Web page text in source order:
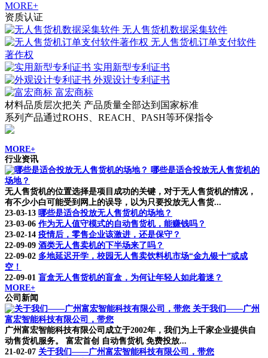
MORE+
资质认证
无人售货机数据采集软件
无人售货机订单支付软件
著作权
实用新型专利证书
外观设计专利证书
富宏商标
材料品质层次把关 产品质量全部达到国家标准
系列产品通过ROHS、REACH、PASH等环保指令
MORE+
行业资讯
哪些是适合投放无人售货机的
场地？
无人售货机的位置选择是项目成功的关键，对于无人售货机的情况，
有不少小白可能受到网上的误导，以为只要投放无人售货...
23-03-13 哪些是适合投放无人售货机的场地？
23-03-06 作为无人值守模式的自动售货机，能赚钱吗？
23-02-14 疫情后，零售企业该激进，还是保守？
22-09-09 酒类无人售卖机的下半场来了吗？
22-09-02 多地延迟开学，校园无人售卖饮料机市场“金九银十”或成
空！
22-09-01 盲盒无人售货机的盲盒，为何让年轻人如此着迷？
MORE+
公司新闻
关于我们——广州
富宏智能科技有限公司，带您
广州富宏智能科技有限公司成立于2002年，我们为上千家企业提供自
动售货机服务。 富宏首创 自动售货机 免费投放...
21-02-07 关于我们——广州富宏智能科技有限公司，带您